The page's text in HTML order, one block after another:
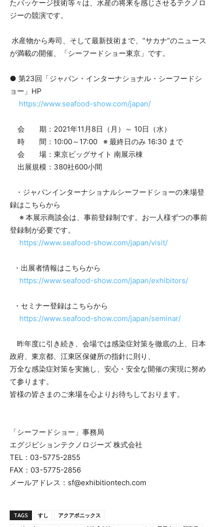
たパッケージ技術等々は、水産の将来を感じさせるテクノロ
ジーの競演です。
水産物から寿司、そして最新技術まで、“サカナ”のニュース
が満載の開催、「シーフードショー東京」です。
● 第23回「ジャパン・インターナショナル・シーフードシ
ョー」HP
https://www.seafood-show.com/japan/
会 期：2021年11月8日（月）～ 10日（水）
時 間：10:00～17:00 ※ 最終日のみ 16:30 まで
会 場：東京ビッグサイト 南展示棟
出展規模：380社600小間
・ジャパンインターナショナルシーフードショーの来場登
録はこちらから
※ 本展示商談会は、事前登録制です。お一人様ずつの事前
登録制が必要です。
https://www.seafood-show.com/japan/visit/
・出展者情報はこちらから
https://www.seafood-show.com/japan/exhibitors/
・セミナー登録はこちらから
https://www.seafood-show.com/japan/seminar/
昨年度に引き続き、会場では感染症対策を徹底の上、日本
政府、東京都、江東区保健所の指針に則り、
万全な感染症対策を実施し、安心・安全な開催の実現に努め
て参ります。
皆様の皆さまのご来場を心よりお待ちしております。
「シーフードショー」事務局
エグジビションテクノロジーズ 株式会社
TEL：03-5775-2855
FAX：03-5775-2856
メールアドレス：sf@exhibitiontech.com
TAGS すし
アクアポニックス